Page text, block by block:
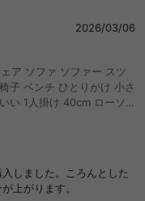
2026/03/06
ア ソファ ソファー スツ
子 ベンチ ひとりがけ 小さ
い 1人掛け 40cm ローソ
しました。ころんとした
上がります。